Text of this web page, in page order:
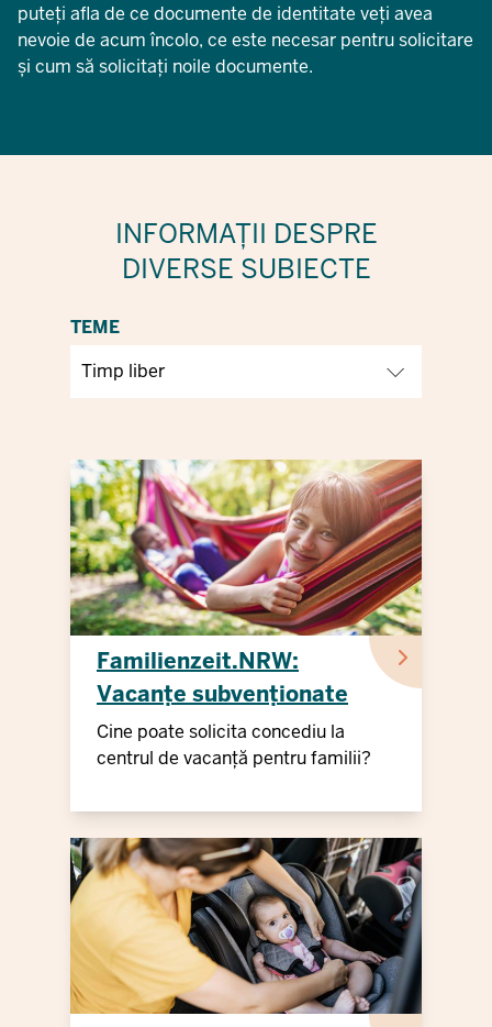
puteți afla de ce documente de identitate veți avea
nevoie de acum încolo, ce este necesar pentru solicitare
și cum să solicitați noile documente.
INFORMAȚII DESPRE
DIVERSE SUBIECTE
TEME
Familienzeit.NRW:
Vacanțe subvenționate
Cine poate solicita concediu la
centrul de vacanță pentru familii?